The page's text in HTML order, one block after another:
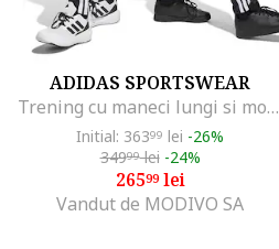
ADIDAS SPORTSWEAR
Trening cu maneci lungi si model logo, Alb/Negru/Gri
Initial: 36399 lei -26%
34999lei -24%
26599lei
Vandut de MODIVO SA